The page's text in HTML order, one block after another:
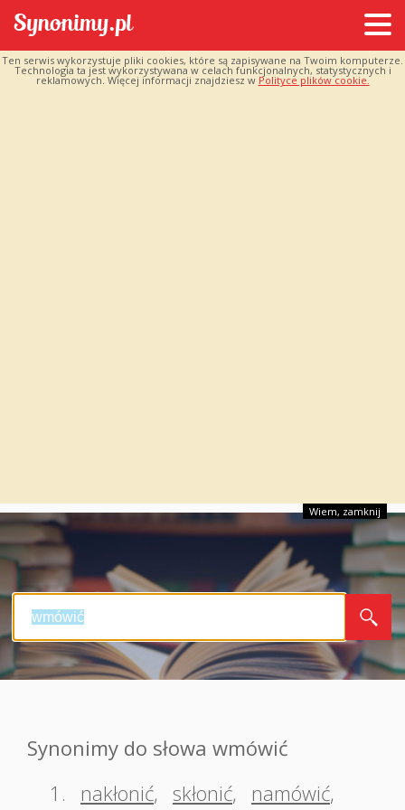
Ten serwis wykorzystuje pliki cookies, które są zapisywane na Twoim komputerze.
Technologia ta jest wykorzystywana w celach funkcjonalnych, statystycznych i
reklamowych. Więcej informacji znajdziesz w Polityce plików cookie.
Wiem, zamknij
Synonimy do słowa wmówić
1.
nakłonić, skłonić, namówić,